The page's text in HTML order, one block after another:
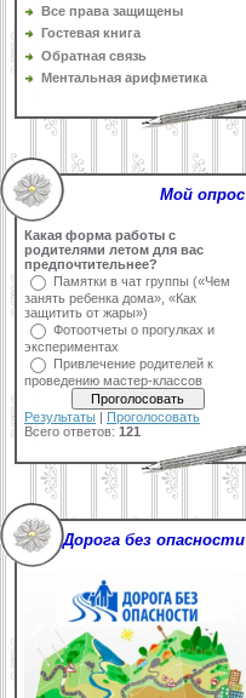
Все права защищены
Гостевая книга
Обратная связь
Ментальная арифметика
Мой опрос
Какая форма работы с
родителями летом для вас
предпочтительнее?
Памятки в чат группы («Чем
занять ребенка дома», «Как
защитить от жары»)
Фотоотчеты о прогулках и
экспериментах
Привлечение родителей к
проведению мастер-классов
Результаты | Проголосовать
Всего ответов: 121
Дорога без опасности